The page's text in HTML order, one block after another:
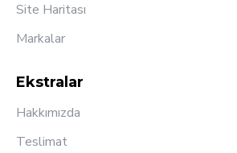
Site Haritası
Markalar
Ekstralar
Hakkımızda
Teslimat